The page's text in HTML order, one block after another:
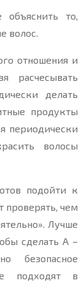
то,
волос.
отношения и
расчесывать
делать
продукты
периодически
волосы
подойти к
проверять, чем
Лучше
сделать А –
безопасное
подходят в